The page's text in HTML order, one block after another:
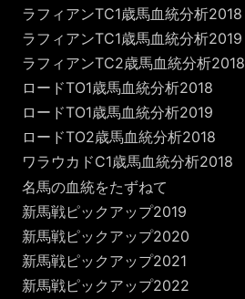
ラフィアンTC1歳馬血統分析2018
ラフィアンTC1歳馬血統分析2019
ラフィアンTC2歳馬血統分析2018
ロードTO1歳馬血統分析2018
ロードTO1歳馬血統分析2019
ロードTO2歳馬血統分析2018
ワラウカドC1歳馬血統分析2018
名馬の血統をたずねて
新馬戦ピックアップ2019
新馬戦ピックアップ2020
新馬戦ピックアップ2021
新馬戦ピックアップ2022